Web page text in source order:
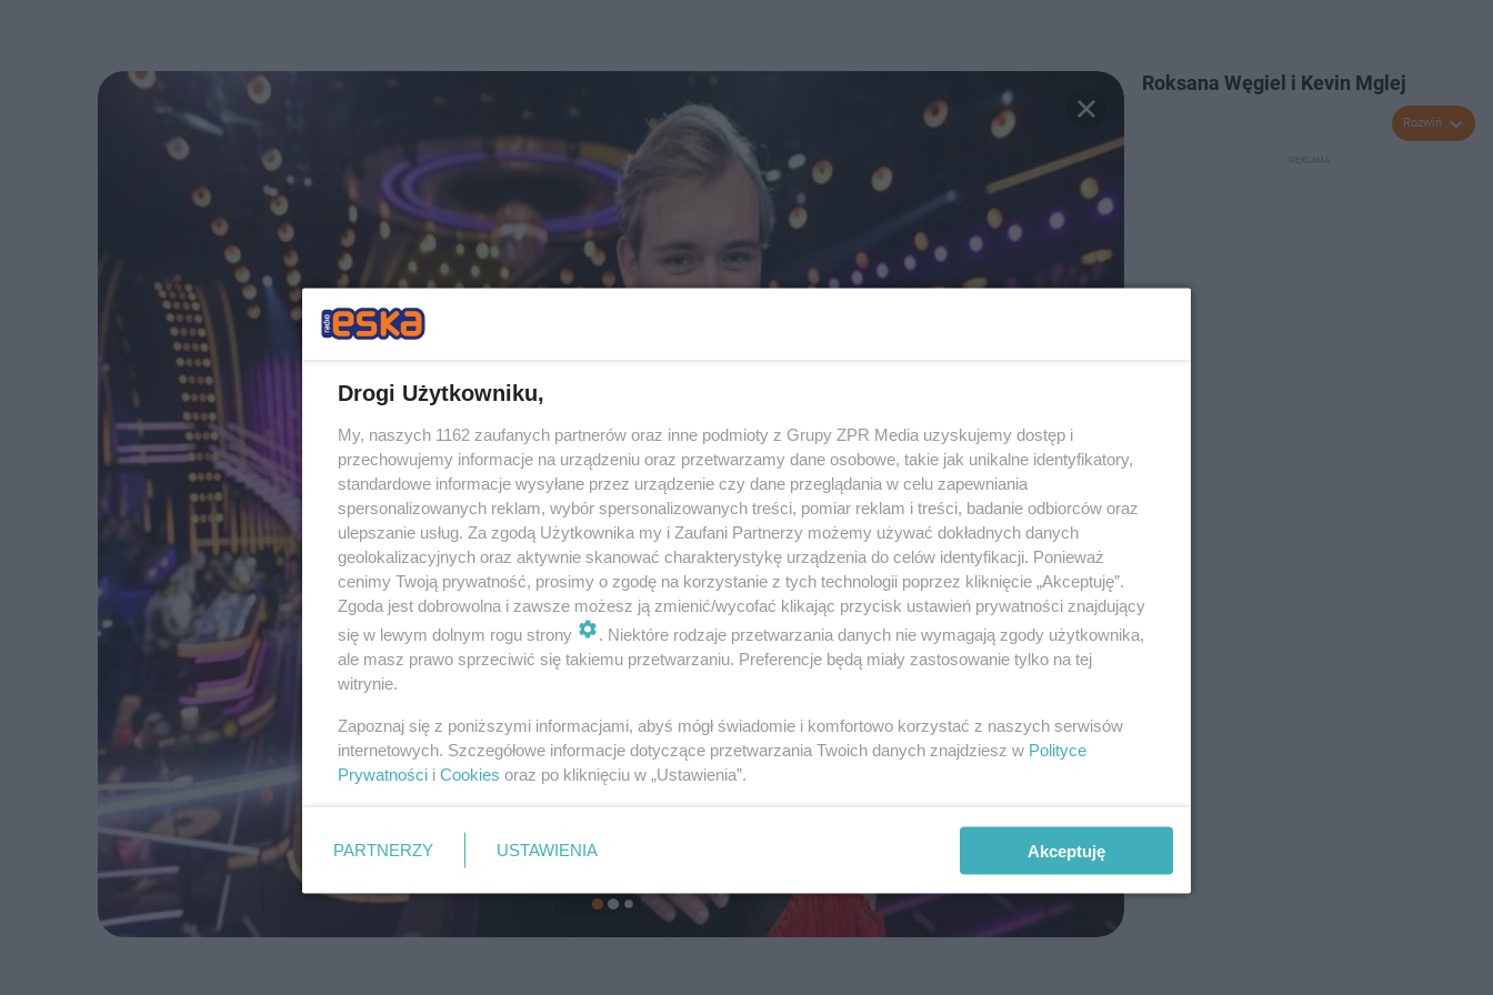
Roksana Węgiel i Kevin Mglej
Rozwiń
Drogi Użytkowniku,
My, naszych 1162 zaufanych partnerów oraz inne podmioty z Grupy ZPR Media uzyskujemy dostęp i
przechowujemy informacje na urządzeniu oraz przetwarzamy dane osobowe, takie jak unikalne identyfikatory,
standardowe informacje wysyłane przez urządzenie czy dane przeglądania w celu zapewniania
spersonalizowanych reklam, wybór spersonalizowanych treści, pomiar reklam i treści, badanie odbiorców oraz
ulepszanie usług. Za zgodą Użytkownika my i Zaufani Partnerzy możemy używać dokładnych danych
geolokalizacyjnych oraz aktywnie skanować charakterystykę urządzenia do celów identyfikacji. Ponieważ
cenimy Twoją prywatność, prosimy o zgodę na korzystanie z tych technologii poprzez kliknięcie „Akceptuję”.
Zgoda jest dobrowolna i zawsze możesz ją zmienić/wycofać klikając przycisk ustawień prywatności znajdujący
się w lewym dolnym rogu strony
. Niektóre rodzaje przetwarzania danych nie wymagają zgody użytkownika,
ale masz prawo sprzeciwić się takiemu przetwarzaniu. Preferencje będą miały zastosowanie tylko na tej
witrynie.
Zapoznaj się z poniższymi informacjami, abyś mógł świadomie i komfortowo korzystać z naszych serwisów
internetowych. Szczegółowe informacje dotyczące przetwarzania Twoich danych znajdziesz w Polityce
Prywatności i Cookies oraz po kliknięciu w „Ustawienia”.
PARTNERZY USTAWIENIA Akceptuję